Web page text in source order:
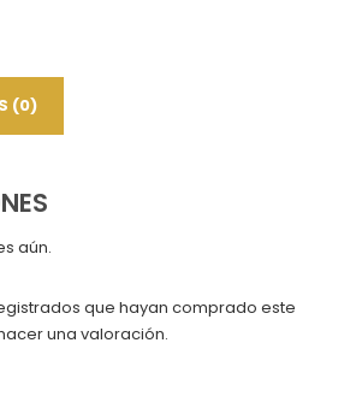
(0)
aún.
que hayan comprado este
una valoración.